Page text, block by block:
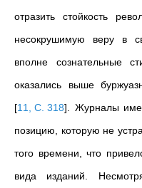
отразить стойкость
несокрушимую веру в
вполне сознательные
оказались выше
[11, С. 318] . Журналы
позицию, которую не
того времени, что
вида изданий.